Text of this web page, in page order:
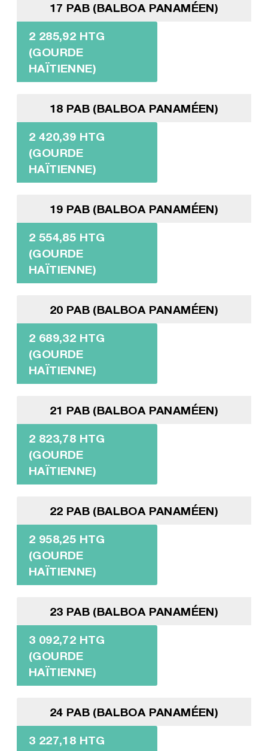
17 PAB (BALBOA PANAMÉEN)
2 285,92 HTG
(GOURDE
HAÏTIENNE)
18 PAB (BALBOA PANAMÉEN)
2 420,39 HTG
(GOURDE
HAÏTIENNE)
19 PAB (BALBOA PANAMÉEN)
2 554,85 HTG
(GOURDE
HAÏTIENNE)
20 PAB (BALBOA PANAMÉEN)
2 689,32 HTG
(GOURDE
HAÏTIENNE)
21 PAB (BALBOA PANAMÉEN)
2 823,78 HTG
(GOURDE
HAÏTIENNE)
22 PAB (BALBOA PANAMÉEN)
2 958,25 HTG
(GOURDE
HAÏTIENNE)
23 PAB (BALBOA PANAMÉEN)
3 092,72 HTG
(GOURDE
HAÏTIENNE)
24 PAB (BALBOA PANAMÉEN)
3 227,18 HTG